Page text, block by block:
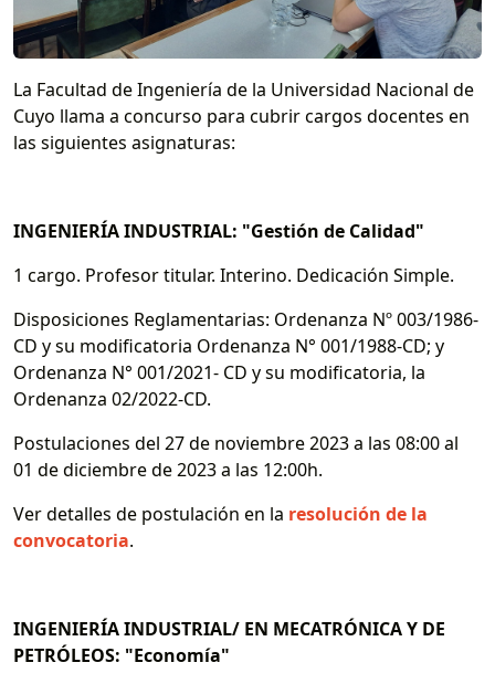
La Facultad de Ingeniería de la Universidad Nacional de
Cuyo llama a concurso para cubrir cargos docentes en
las siguientes asignaturas:
INGENIERÍA INDUSTRIAL: "Gestión de Calidad"
1 cargo. Profesor titular. Interino. Dedicación Simple.
Disposiciones Reglamentarias: Ordenanza Nº 003/1986-
CD y su modificatoria Ordenanza N° 001/1988-CD; y
Ordenanza N° 001/2021- CD y su modificatoria, la
Ordenanza 02/2022-CD.
Postulaciones del 27 de noviembre 2023 a las 08:00 al
01 de diciembre de 2023 a las 12:00h.
Ver detalles de postulación en la resolución de la
convocatoria.
INGENIERÍA INDUSTRIAL/ EN MECATRÓNICA Y DE
PETRÓLEOS: "Economía"